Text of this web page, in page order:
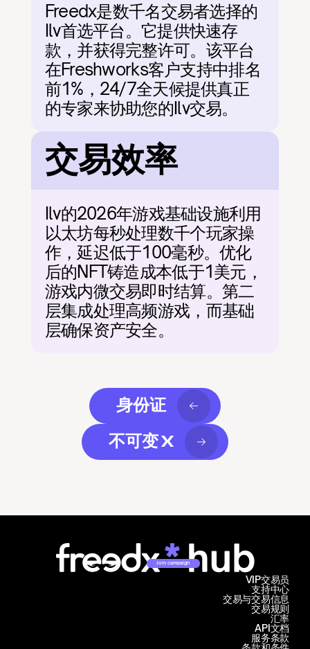
Freedx是数千名交易者选择的
Ilv首选平台。它提供快速存
款，并获得完整许可。该平台
在Freshworks客户支持中排名
前1%，24/7全天候提供真正
的专家来协助您的Ilv交易。
交易效率
Ilv的2026年游戏基础设施利用
以太坊每秒处理数千个玩家操
作，延迟低于100毫秒。优化
后的NFT铸造成本低于1美元，
游戏内微交易即时结算。第二
层集成处理高频游戏，而基础
层确保资产安全。
身份证
不可变 X
Join campaign
支持中心
交易与交易信息
VIP交易员
交易规则
汇率
API文档
服务条款